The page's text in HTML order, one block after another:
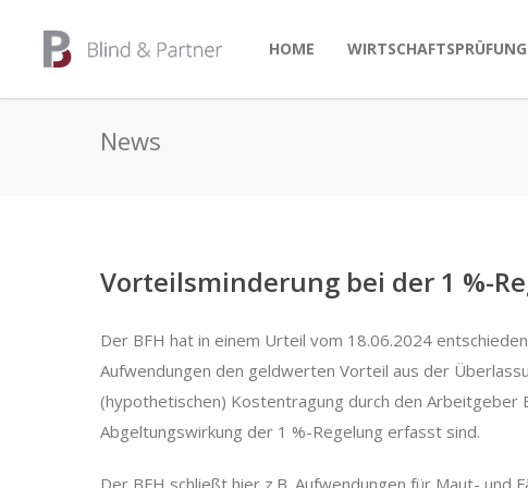
HOME WIRTSCHAFTSPRÜFUNG
News
Vorteilsminderung bei der 1 %-
Der BFH hat in einem Urteil vom 18.06.2024
Aufwendungen den geldwerten Vorteil aus der
(hypothetischen) Kostentragung durch den
Abgeltungswirkung der 1 %-Regelung erfasst sind.
Der BFH schließt hier z.B. Aufwendungen für Maut- und